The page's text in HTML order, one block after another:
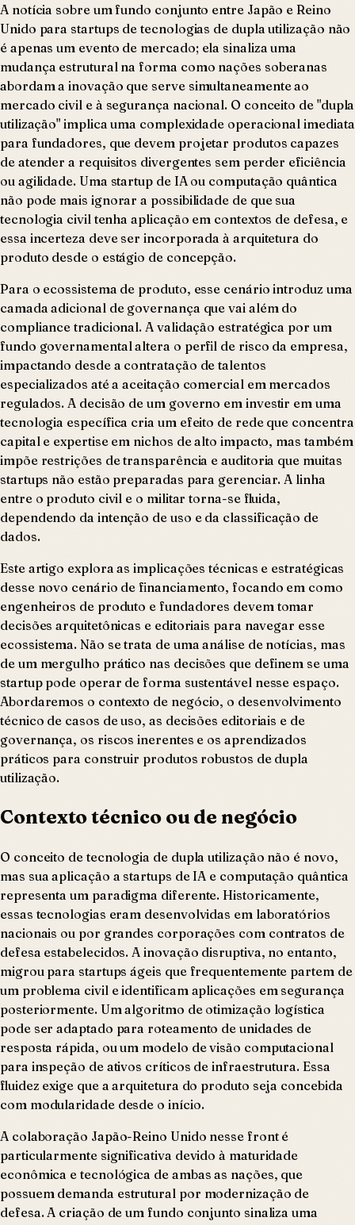
A notícia sobre um fundo conjunto entre Japão e Reino
Unido para startups de tecnologias de dupla utilização não
é apenas um evento de mercado; ela sinaliza uma
mudança estrutural na forma como nações soberanas
abordam a inovação que serve simultaneamente ao
mercado civil e à segurança nacional. O conceito de "dupla
utilização" implica uma complexidade operacional imediata
para fundadores, que devem projetar produtos capazes
de atender a requisitos divergentes sem perder eficiência
ou agilidade. Uma startup de IA ou computação quântica
não pode mais ignorar a possibilidade de que sua
tecnologia civil tenha aplicação em contextos de defesa, e
essa incerteza deve ser incorporada à arquitetura do
produto desde o estágio de concepção.
Para o ecossistema de produto, esse cenário introduz uma
camada adicional de governança que vai além do
compliance tradicional. A validação estratégica por um
fundo governamental altera o perfil de risco da empresa,
impactando desde a contratação de talentos
especializados até a aceitação comercial em mercados
regulados. A decisão de um governo em investir em uma
tecnologia específica cria um efeito de rede que concentra
capital e expertise em nichos de alto impacto, mas também
impõe restrições de transparência e auditoria que muitas
startups não estão preparadas para gerenciar. A linha
entre o produto civil e o militar torna-se fluida,
dependendo da intenção de uso e da classificação de
dados.
Este artigo explora as implicações técnicas e estratégicas
desse novo cenário de financiamento, focando em como
engenheiros de produto e fundadores devem tomar
decisões arquitetônicas e editoriais para navegar esse
ecossistema. Não se trata de uma análise de notícias, mas
de um mergulho prático nas decisões que definem se uma
startup pode operar de forma sustentável nesse espaço.
Abordaremos o contexto de negócio, o desenvolvimento
técnico de casos de uso, as decisões editoriais e de
governança, os riscos inerentes e os aprendizados
práticos para construir produtos robustos de dupla
utilização.
Contexto técnico ou de negócio
O conceito de tecnologia de dupla utilização não é novo,
mas sua aplicação a startups de IA e computação quântica
representa um paradigma diferente. Historicamente,
essas tecnologias eram desenvolvidas em laboratórios
nacionais ou por grandes corporações com contratos de
defesa estabelecidos. A inovação disruptiva, no entanto,
migrou para startups ágeis que frequentemente partem de
um problema civil e identificam aplicações em segurança
posteriormente. Um algoritmo de otimização logística
pode ser adaptado para roteamento de unidades de
resposta rápida, ou um modelo de visão computacional
para inspeção de ativos críticos de infraestrutura. Essa
fluidez exige que a arquitetura do produto seja concebida
com modularidade desde o início.
A colaboração Japão-Reino Unido nesse front é
particularmente significativa devido à maturidade
econômica e tecnológica de ambas as nações, que
possuem demanda estrutural por modernização de
defesa. A criação de um fundo conjunto sinaliza uma